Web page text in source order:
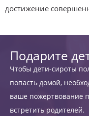
достижение
Подарите
Чтобы дети-сироты
попасть домой,
ваше пожертвование
встретить родителей.